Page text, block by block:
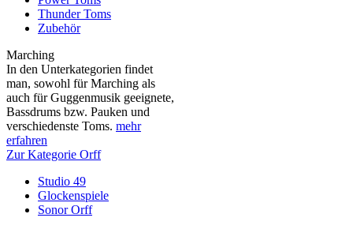
Thunder Toms
Zubehör
Marching
In den Unterkategorien findet
man, sowohl für Marching als
auch für Guggenmusik geeignete,
Bassdrums bzw. Pauken und
verschiedenste Toms. mehr
erfahren
Zur Kategorie Orff
Studio 49
Glockenspiele
Sonor Orff